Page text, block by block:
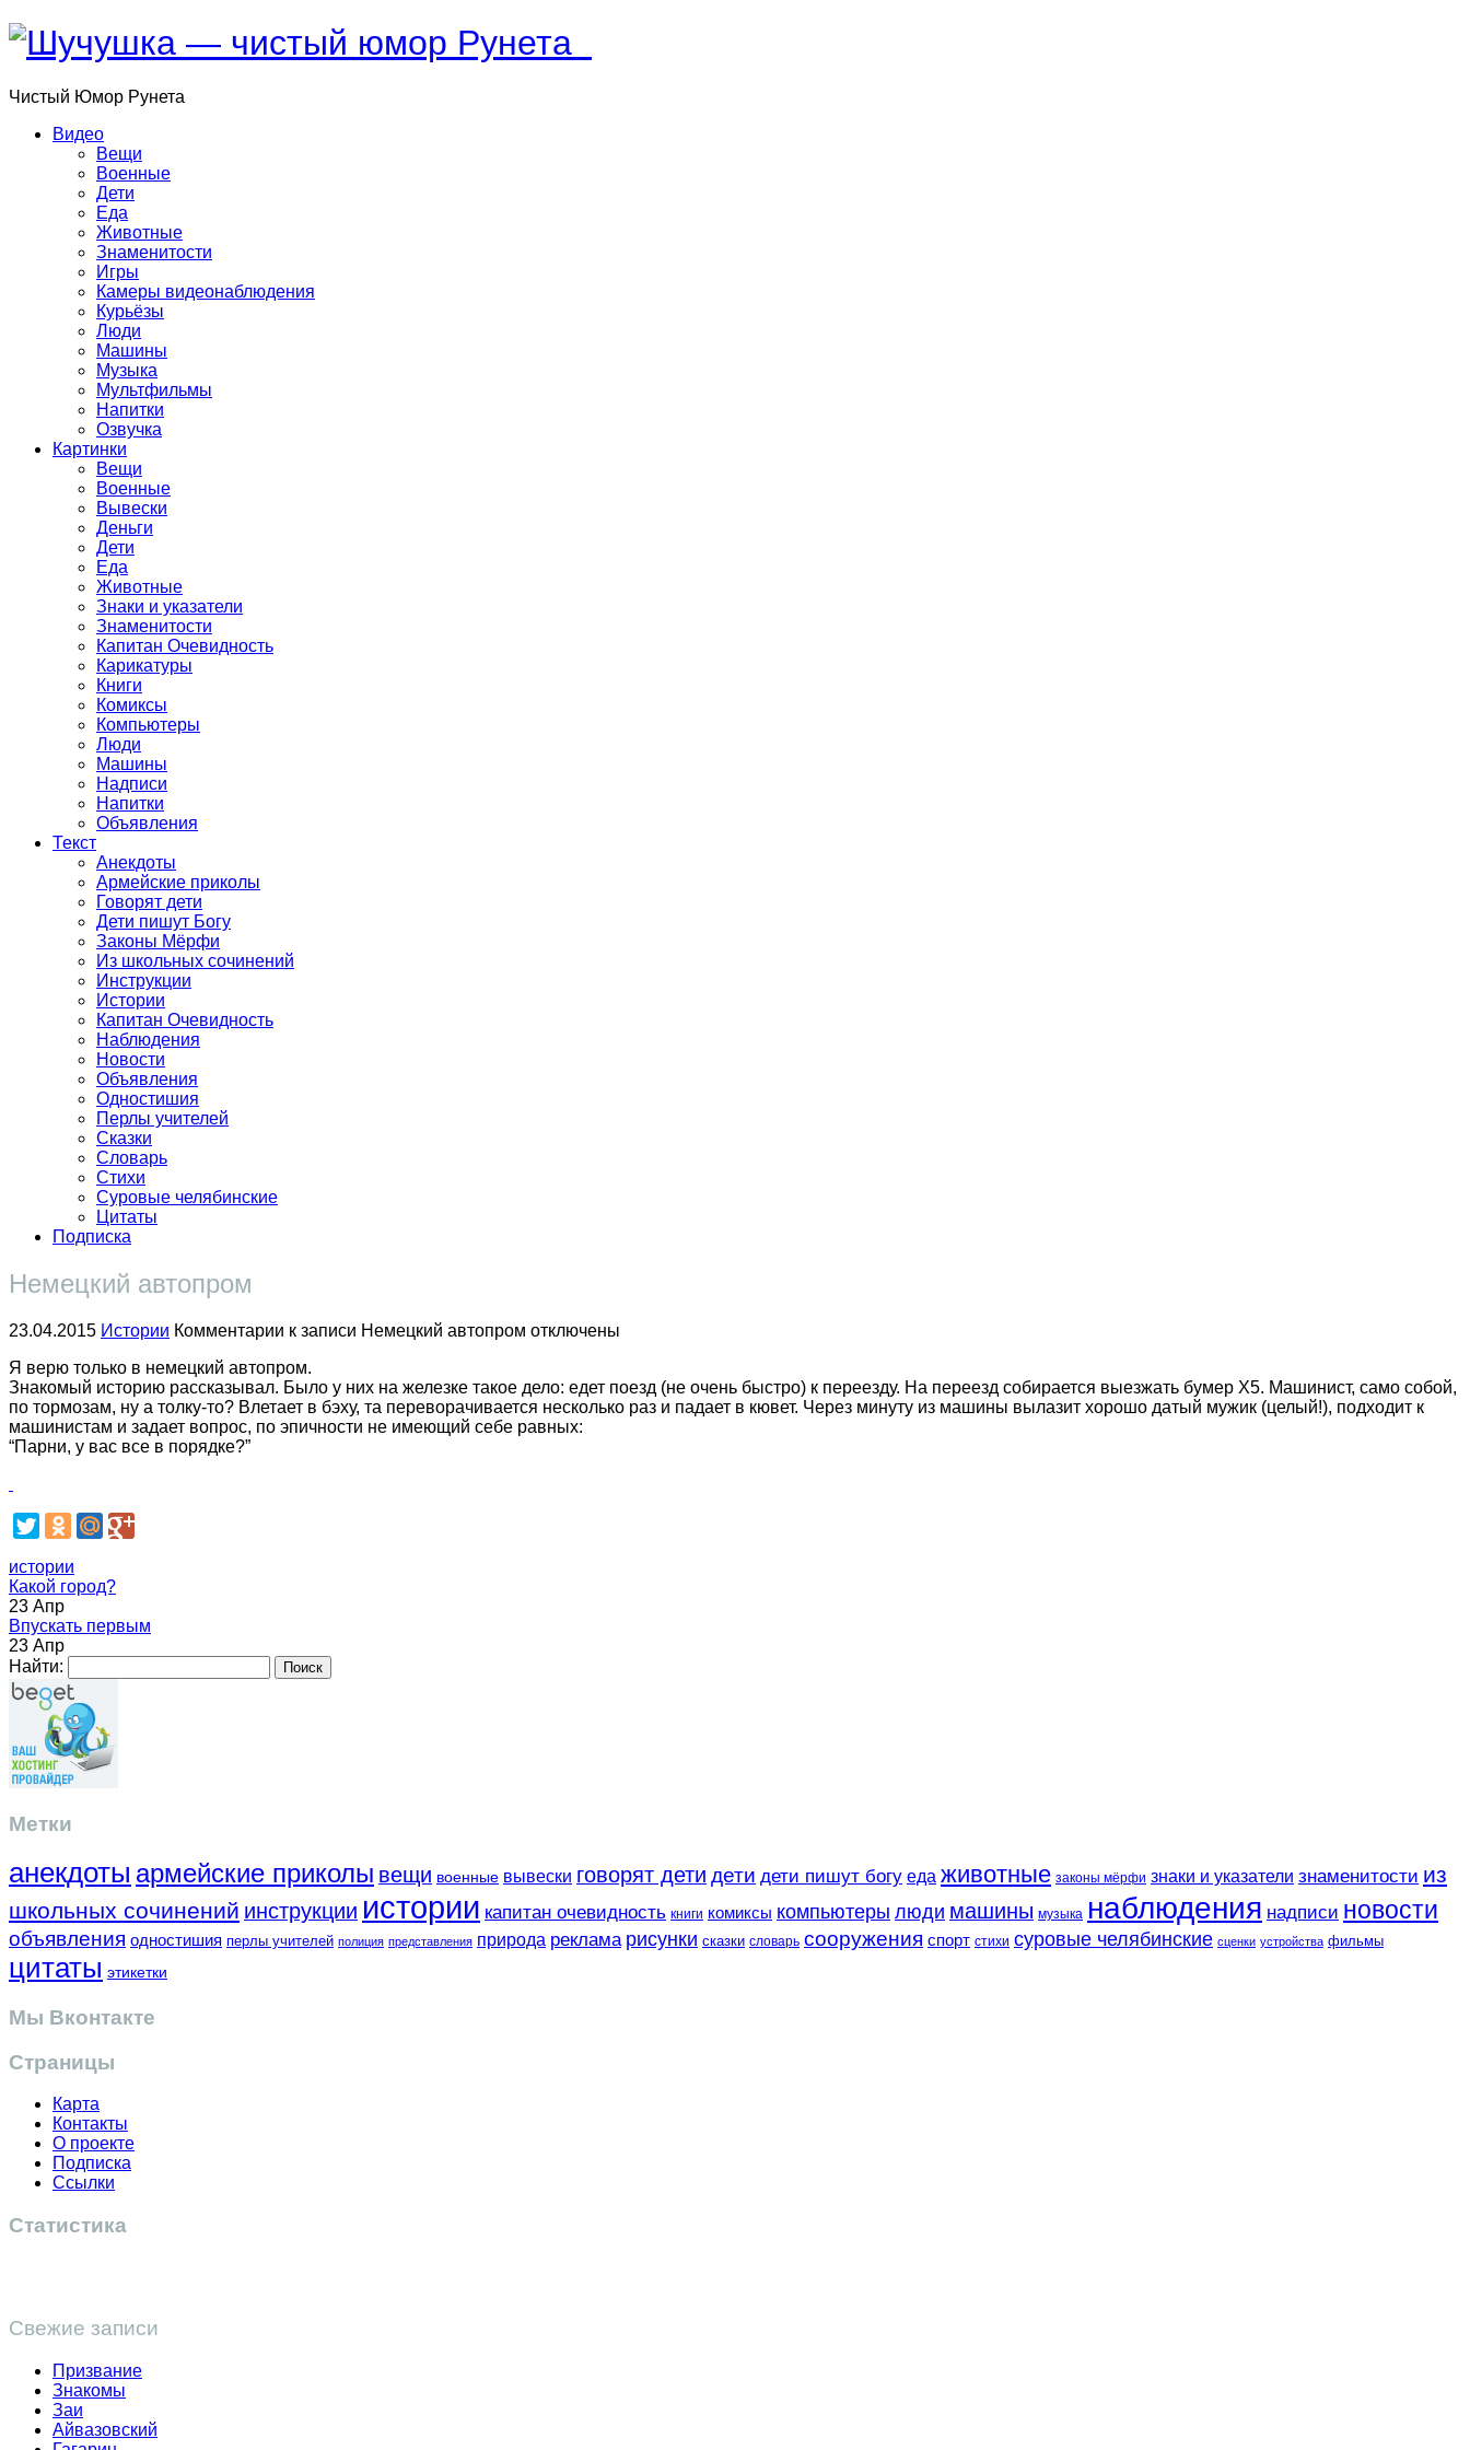
Чистый Юмор Рунета
Видео
Вещи
Военные
Дети
Еда
Животные
Знаменитости
Игры
Камеры видеонаблюдения
Курьёзы
Люди
Машины
Музыка
Мультфильмы
Напитки
Озвучка
Картинки
Вещи
Военные
Вывески
Деньги
Дети
Еда
Животные
Знаки и указатели
Знаменитости
Капитан Очевидность
Карикатуры
Книги
Комиксы
Компьютеры
Люди
Машины
Надписи
Напитки
Объявления
Текст
Анекдоты
Армейские приколы
Говорят дети
Дети пишут Богу
Законы Мёрфи
Из школьных сочинений
Инструкции
Истории
Капитан Очевидность
Наблюдения
Новости
Объявления
Одностишия
Перлы учителей
Сказки
Словарь
Стихи
Суровые челябинские
Цитаты
Подписка
Немецкий автопром
23.04.2015 Истории Комментарии к записи Немецкий автопром отключены
Я верю только в немецкий автопром.
Знакомый историю рассказывал. Было у них на железке такое дело: едет поезд (не очень быстро) к переезду. На переезд собирается выезжать бумер Х5. Машинист, само собой,
по тормозам, ну а толку-то? Влетает в бэху, та переворачивается несколько раз и падает в кювет. Через минуту из машины вылазит хорошо датый мужик (целый!), подходит к
машинистам и задает вопрос, по эпичности не имеющий себе равных:
“Парни, у вас все в порядке?”
истории
Какой город?
23 Апр
Впускать первым
23 Апр
Найти:
Метки
анекдоты армейские приколы вещи военные вывески говорят дети дети дети пишут богу еда животные законы мёрфи знаки и указатели знаменитости из
школьных сочинений инструкции истории капитан очевидность книги комиксы компьютеры люди машины музыка наблюдения надписи новости
объявления одностишия перлы учителей полиция представления природа реклама рисунки сказки словарь сооружения спорт стихи суровые челябинские сценки устройства фильмы
цитаты этикетки
Мы Вконтакте
Страницы
Карта
Контакты
О проекте
Подписка
Ссылки
Статистика
Свежие записи
Призвание
Знакомы
Заи
Айвазовский